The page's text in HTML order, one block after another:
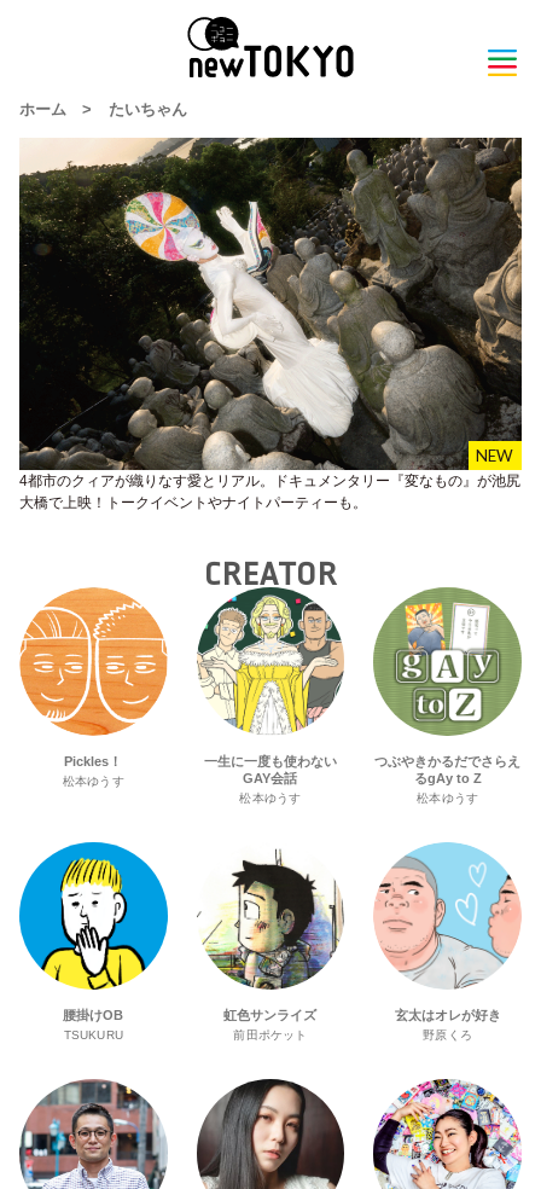
ホーム > たいちゃん
4都市のクィアが織りなす愛とリアル。ドキュメンタリー『変なもの』が池尻
大橋で上映！トークイベントやナイトパーティーも。
CREATOR
Pickles！
松本ゆうす
一生に一度も使わない
GAY会話
松本ゆうす
つぶやきかるだでさらえ
るgAy to Z
松本ゆうす
腰掛けOB
TSUKURU
虹色サンライズ
前田ポケット
玄太はオレが好き
野原くろ